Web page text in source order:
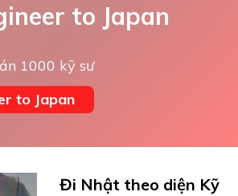
to Japan
1000 kỹ sư
to Japan
Đi Nhật theo diện Kỹ